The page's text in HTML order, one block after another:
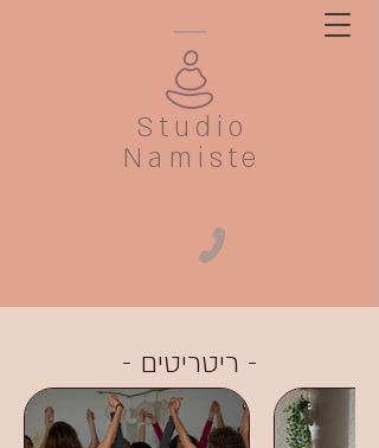
Studio
Namiste
- ריטריטים -